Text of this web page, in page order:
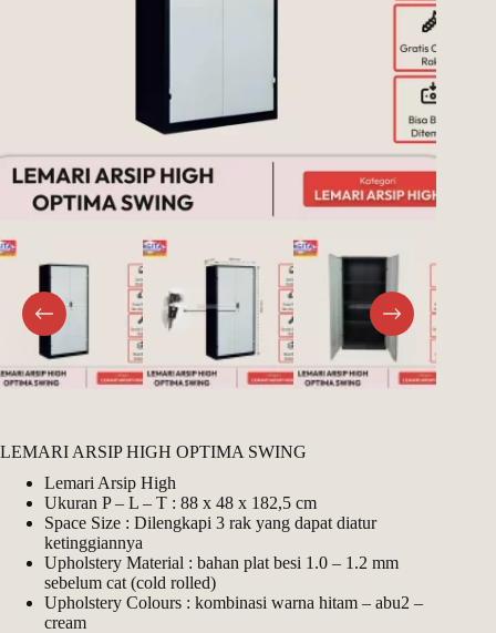
Username or Email Address
Get New Password
← Back to login
LEMARI ARSIP HIGH OPTIMA SWING
Lemari Arsip High
Ukuran P – L – T : 88 x 48 x 182,5 cm
Space Size : Dilengkapi 3 rak yang dapat diatur
ketinggiannya
Upholstery Material : bahan plat besi 1.0 – 1.2 mm
sebelum cat (cold rolled)
Upholstery Colours : kombinasi warna hitam – abu2 –
cream